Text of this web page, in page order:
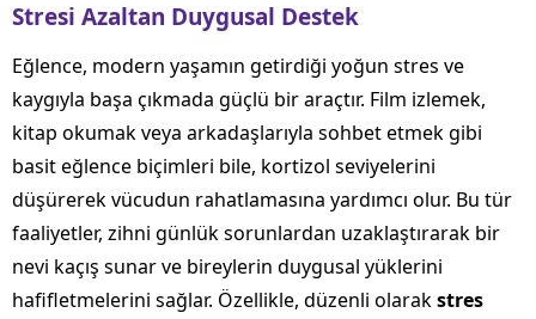
Stresi Azaltan Duygusal Destek
Eğlence, modern yaşamın getirdiği yoğun stres ve
kaygıyla başa çıkmada güçlü bir araçtır. Film izlemek,
kitap okumak veya arkadaşlarıyla sohbet etmek gibi
basit eğlence biçimleri bile, kortizol seviyelerini
düşürerek vücudun rahatlamasına yardımcı olur. Bu tür
faaliyetler, zihni günlük sorunlardan uzaklaştırarak bir
nevi kaçış sunar ve bireylerin duygusal yüklerini
hafifletmelerini sağlar. Özellikle, düzenli olarakstres